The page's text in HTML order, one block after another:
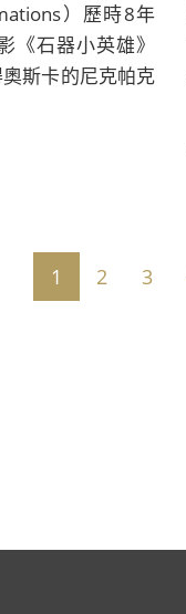
）歷時8年
《石器小英雄》
奧斯卡的尼克帕克
拿下奧斯卡影帝
Williams）擔綱
1 2 3